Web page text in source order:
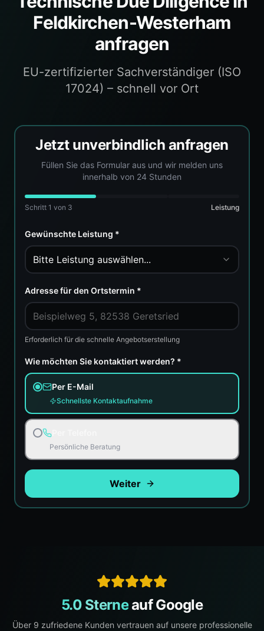
Feldkirchen-Westerham
anfragen
EU-zertifizierter Sachverständiger (ISO
17024) – schnell vor Ort
Jetzt unverbindlich anfragen
Füllen Sie das Formular aus und wir melden uns
innerhalb von 24 Stunden
Schritt 1 von 3 Leistung
Gewünschte Leistung *
Bitte Leistung auswählen...
Adresse für den Ortstermin *
Erforderlich für die schnelle Angebotserstellung
Wie möchten Sie kontaktiert werden? *
Per E-Mail
Schnellste Kontaktaufnahme
Persönliche Beratung
Weiter
5.0 Sterneauf Google
Über 9 zufriedene Kunden vertrauen auf unsere professionelle